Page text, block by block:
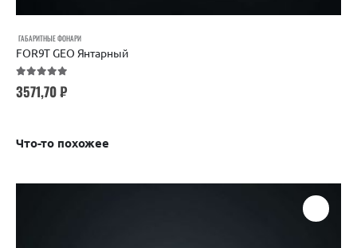
ГАБАРИТНЫЕ ФОНАРИ
FOR9T GEO Янтарный
3571,70₽
Что-то похожее